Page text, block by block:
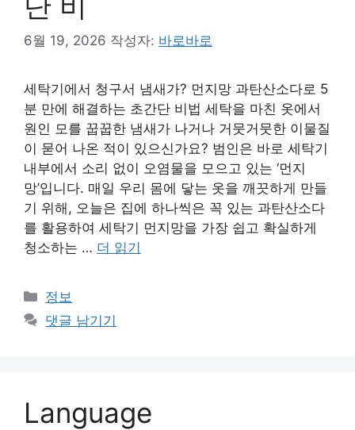
6월 19, 2026 작성자: 바로바로
세탁기에서 청구서 냄새가? 먼지망 과탄산소다로 5
분 만에 해결하는 초간단 비법 세탁을 마친 옷에서
원인 모를 꿉꿉한 냄새가 나거나 거뭇거뭇한 이물질
이 묻어 나온 적이 있으신가요? 범인은 바로 세탁기
내부에서 소리 없이 오염물을 모으고 있는 ‘먼지
망’입니다. 매일 우리 몸에 닿는 옷을 깨끗하게 만들
기 위해, 오늘은 집에 하나씩은 꼭 있는 과탄산소다
를 활용하여 세탁기 먼지망을 가장 쉽고 확실하게
청소하는 … 더 읽기
카
테
정보
댓글 남기기
Language